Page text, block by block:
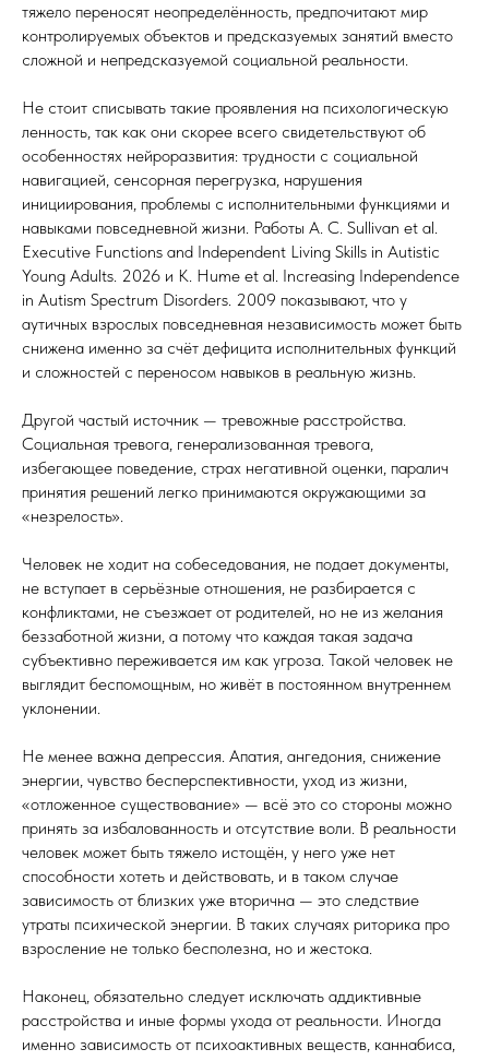
тяжело переносят неопределённость, предпочитают мир
контролируемых объектов и предсказуемых занятий вместо
сложной и непредсказуемой социальной реальности.
Не стоит списывать такие проявления на психологическую
ленность, так как они скорее всего свидетельствуют об
особенностях нейроразвития: трудности с социальной
навигацией, сенсорная перегрузка, нарушения
инициирования, проблемы с исполнительными функциями и
навыками повседневной жизни. Работы A. C. Sullivan et al.
Executive Functions and Independent Living Skills in Autistic
Young Adults. 2026 и K. Hume et al. Increasing Independence
in Autism Spectrum Disorders. 2009 показывают, что у
аутичных взрослых повседневная независимость может быть
снижена именно за счёт дефицита исполнительных функций
и сложностей с переносом навыков в реальную жизнь.
Другой частый источник — тревожные расстройства.
Социальная тревога, генерализованная тревога,
избегающее поведение, страх негативной оценки, паралич
принятия решений легко принимаются окружающими за
«незрелость».
Человек не ходит на собеседования, не подает документы,
не вступает в серьёзные отношения, не разбирается с
конфликтами, не съезжает от родителей, но не из желания
беззаботной жизни, а потому что каждая такая задача
субъективно переживается им как угроза. Такой человек не
выглядит беспомощным, но живёт в постоянном внутреннем
уклонении.
Не менее важна депрессия. Апатия, ангедония, снижение
энергии, чувство бесперспективности, уход из жизни,
«отложенное существование» — всё это со стороны можно
принять за избалованность и отсутствие воли. В реальности
человек может быть тяжело истощён, у него уже нет
способности хотеть и действовать, и в таком случае
зависимость от близких уже вторична — это следствие
утраты психической энергии. В таких случаях риторика про
взросление не только бесполезна, но и жестока.
Наконец, обязательно следует исключать аддиктивные
расстройства и иные формы ухода от реальности. Иногда
именно зависимость от психоактивных веществ, каннабиса,